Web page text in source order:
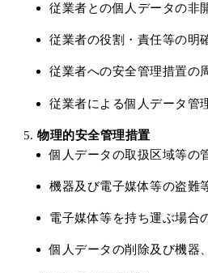
従業者との個人データの非
従業者の役割・責任等の明
従業者への安全管理措置の
従業者による個人データ管
物理的安全管理措置
個人データの取扱区域等の
機器及び電子媒体等の盗難
電子媒体等を持ち運ぶ場合
個人データの削除及び機器